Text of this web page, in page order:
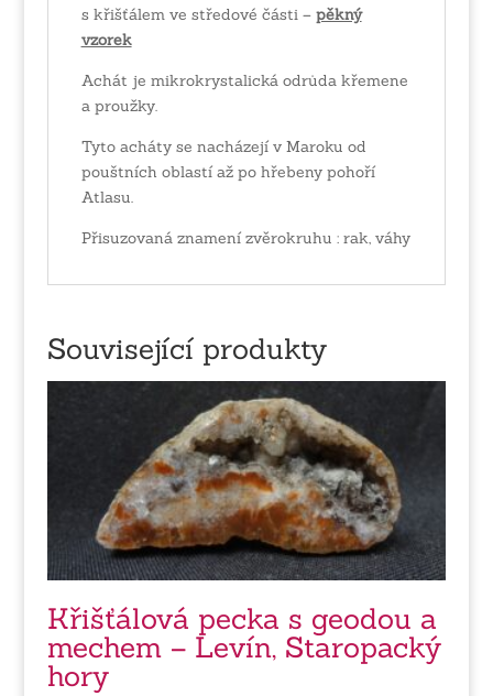
s křišťálem ve středové části – pěkný
vzorek
Achát je mikrokrystalická odrůda křemene
a proužky.
Tyto acháty se nacházejí v Maroku od
pouštních oblastí až po hřebeny pohoří
Atlasu.
Přisuzovaná znamení zvěrokruhu : rak, váhy
Související produkty
Křišťálová pecka s geodou a
mechem – Levín, Staropacký
hory